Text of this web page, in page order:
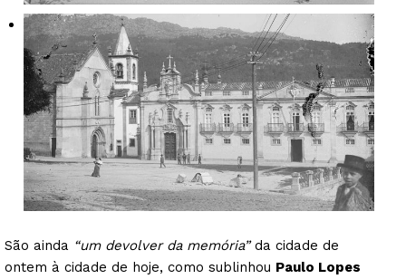
São ainda “um devolver da memória”da cidade de
ontem à cidade de hoje, como sublinhou Paulo Lopes